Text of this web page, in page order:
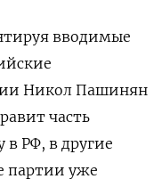
вводимые
Никол Пашинян
часть
в РФ, в другие
партии уже